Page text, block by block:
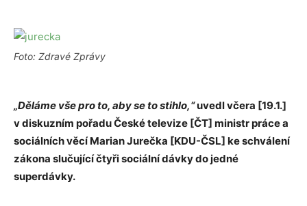
Foto: Zdravé Zprávy
„Děláme vše pro to, aby se to stihlo,“uvedl včera [19.1.]
v diskuzním pořadu České televize [ČT] ministr práce a
sociálních věcí Marian Jurečka [KDU-ČSL] ke schválení
zákona slučující čtyři sociální dávky do jedné
superdávky.